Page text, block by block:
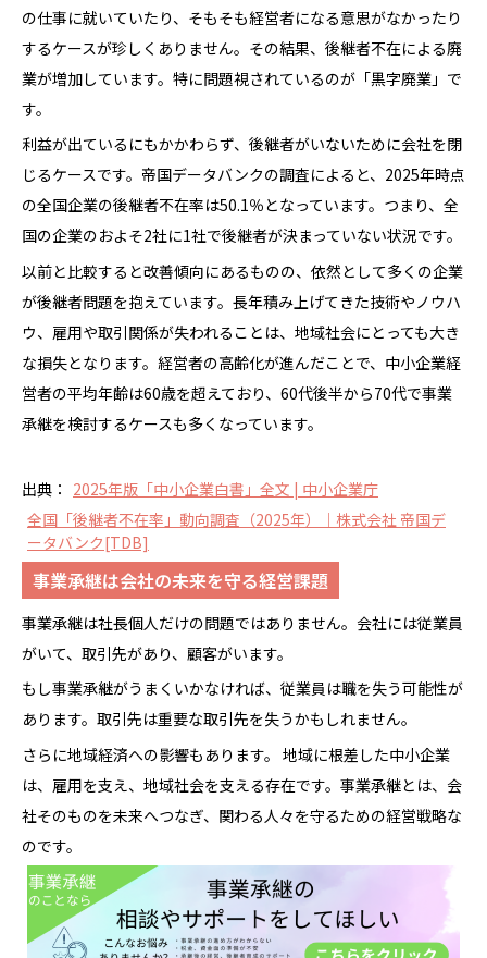
の仕事に就いていたり、そもそも経営者になる意思がなかったり
するケースが珍しくありません。その結果、後継者不在による廃
業が増加しています。特に問題視されているのが「黒字廃業」で
す。
利益が出ているにもかかわらず、後継者がいないために会社を閉
じるケースです。帝国データバンクの調査によると、2025年時点
の全国企業の後継者不在率は50.1％となっています。つまり、全
国の企業のおよそ2社に1社で後継者が決まっていない状況です。
以前と比較すると改善傾向にあるものの、依然として多くの企業
が後継者問題を抱えています。長年積み上げてきた技術やノウハ
ウ、雇用や取引関係が失われることは、地域社会にとっても大き
な損失となります。経営者の高齢化が進んだことで、中小企業経
営者の平均年齢は60歳を超えており、60代後半から70代で事業
承継を検討するケースも多くなっています。
出典： 2025年版「中小企業白書」全文 | 中小企業庁
全国「後継者不在率」動向調査（2025年）｜株式会社 帝国デ
ータバンク[TDB]
事業承継は会社の未来を守る経営課題
事業承継は社長個人だけの問題ではありません。会社には従業員
がいて、取引先があり、顧客がいます。
もし事業承継がうまくいかなければ、従業員は職を失う可能性が
あります。取引先は重要な取引先を失うかもしれません。
さらに地域経済への影響もあります。 地域に根差した中小企業
は、雇用を支え、地域社会を支える存在です。事業承継とは、会
社そのものを未来へつなぎ、関わる人々を守るための経営戦略な
のです。